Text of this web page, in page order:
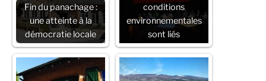
Fin du panachage :
une atteinte à la
démocratie locale
conditions
environnementales
sont liés